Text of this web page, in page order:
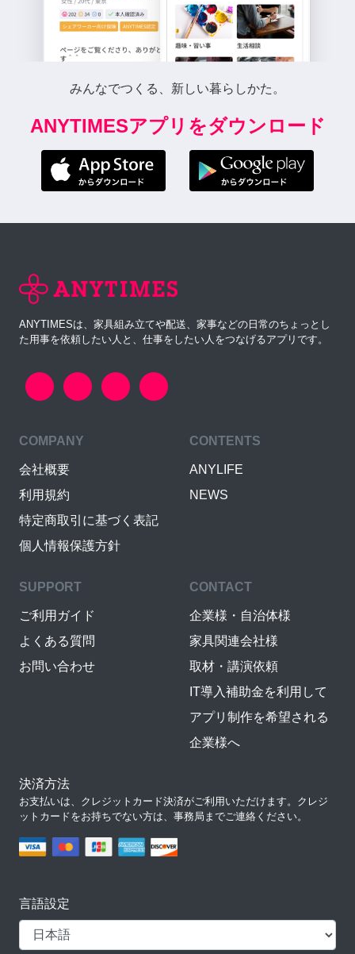
みんなでつくる、新しい暮らしかた。
ANYTIMESアプリをダウンロード
ANYTIMESは、家具組み立てや配送、家事などの日常のちょっとし
た用事を依頼したい人と、仕事をしたい人をつなげるアプリです。
COMPANY
会社概要
利用規約
特定商取引に基づく表記
個人情報保護方針
CONTENTS
ANYLIFE
NEWS
SUPPORT
ご利用ガイド
よくある質問
お問い合わせ
CONTACT
企業様・自治体様
家具関連会社様
取材・講演依頼
IT導入補助金を利用して
アプリ制作を希望される
企業様へ
決済方法
お支払いは、クレジットカード決済がご利用いただけます。クレジ
ットカードをお持ちでない方は、事務局までご連絡ください。
言語設定